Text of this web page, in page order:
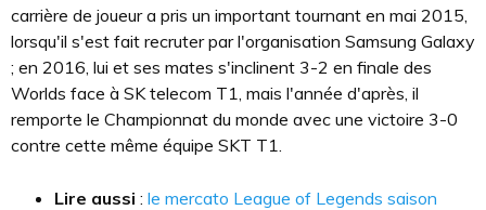
carrière de joueur a pris un important tournant en mai 2015,
lorsqu'il s'est fait recruter par l'organisation Samsung Galaxy
; en 2016, lui et ses mates s'inclinent 3-2 en finale des
Worlds face à SK telecom T1, mais l'année d'après, il
remporte le Championnat du monde avec une victoire 3-0
contre cette même équipe SKT T1.
Lire aussi : le mercato League of Legends saison